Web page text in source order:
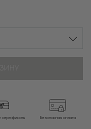
Безопасная оплата